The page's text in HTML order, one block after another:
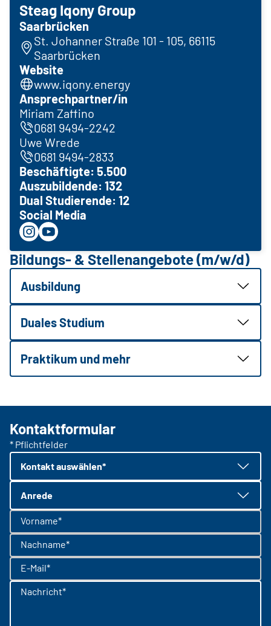
Steag Iqony Group
Saarbrücken
St. Johanner Straße 101 - 105, 66115
Saarbrücken
Website
www.iqony.energy
Ansprechpartner/in
Miriam Zaffino
0681 9494-2242
Uwe Wrede
0681 9494-2833
Beschäftigte: 5.500
Auszubildende: 132
Dual Studierende: 12
Social Media
Bildungs- & Stellenangebote (m/w/d)
Ausbildung
Duales Studium
Praktikum und mehr
Kontaktformular
* Pflichtfelder
Kontakt auswählen*
Anrede
Vorname*
Nachname*
E-Mail*
Nachricht*